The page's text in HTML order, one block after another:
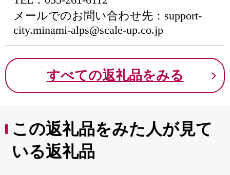
メールでのお問い合わせ先：support-
city.minami-alps@scale-up.co.jp
すべての返礼品をみる
この返礼品をみた人が見て
いる返礼品